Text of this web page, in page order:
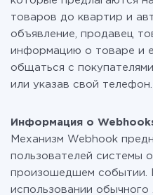
товаров до квартир и
объявление, продавец
информацию о товаре и
общаться с
или указав свой телефон.
Информация о
Механизм Webhook
пользователей системы
произошедшем событии.
использовании